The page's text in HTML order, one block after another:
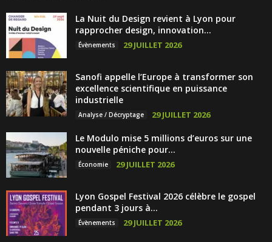
La Nuit du Design revient à Lyon pour
rapprocher design, innovation...
Évènements 29 JUILLET 2026
Sanofi appelle l’Europe à transformer son
excellence scientifique en puissance
industrielle
Analyse / Décryptage 29 JUILLET 2026
Le Modulo mise 5 millions d’euros sur une
nouvelle péniche pour...
Économie 29 JUILLET 2026
Lyon Gospel Festival 2026 célèbre le gospel
pendant 3 jours à...
Évènements 29 JUILLET 2026